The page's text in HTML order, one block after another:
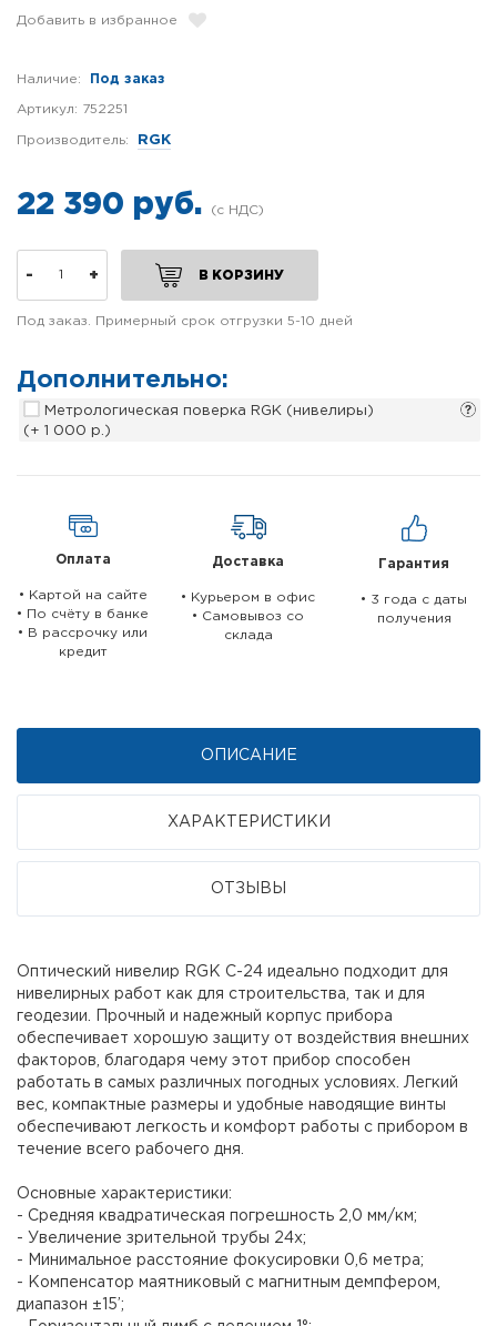
Добавить в избранное
Наличие: Под заказ
Артикул: 752251
Производитель: RGK
22 390 руб.
- + В КОРЗИНУ
Под заказ. Примерный срок отгрузки 5-10 дней
Дополнительно:
Метрологическая поверка RGK (нивелиры)
(+ 1 000 р.)
Оплата
• Картой на сайте
• По счёту в банке
• В рассрочку или
кредит
Доставка
• Курьером в офис
• Самовывоз со
склада
Гарантия
• 3 года c даты
получения
ОПИСАНИЕ
ХАРАКТЕРИСТИКИ
ОТЗЫВЫ
Оптический нивелир RGK C-24 идеально подходит для
нивелирных работ как для строительства, так и для
геодезии. Прочный и надежный корпус прибора
обеспечивает хорошую защиту от воздействия внешних
факторов, благодаря чему этот прибор способен
работать в самых различных погодных условиях. Легкий
вес, компактные размеры и удобные наводящие винты
обеспечивают легкость и комфорт работы с прибором в
течение всего рабочего дня.
Основные характеристики:
- Средняя квадратическая погрешность 2,0 мм/км;
- Увеличение зрительной трубы 24х;
- Минимальное расстояние фокусировки 0,6 метра;
- Компенсатор маятниковый с магнитным демпфером,
диапазон ±15’;